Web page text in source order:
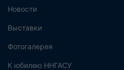
Новости
Выставки
Фотогалерея
К юбилею ННГАСУ